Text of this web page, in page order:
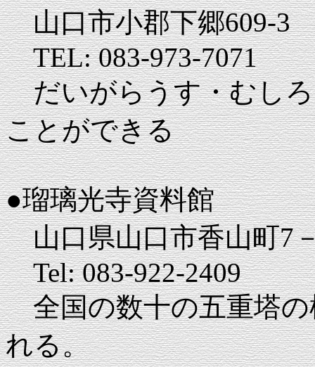
山口市小郡下郷609-3
TEL: 083-973-7071
だいがらうす・むしろ
ことができる
●瑠璃光寺資料館
山口県山口市香山町7
Tel: 083-922-2409
全国の数十の五重塔の
れる。